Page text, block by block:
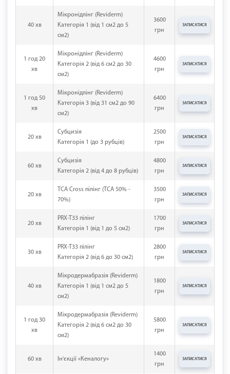
40 хв
Мікронідлінг (Reviderm)
Категорія 1 (від 1 см2 до 5
см2)
3600
грн
ЗАПИСАТИСЯ
1 год 20
хв
Мікронідлінг (Reviderm)
Категорія 2 (від 6 см2 до 30
см2)
4600
грн
ЗАПИСАТИСЯ
1 год 50
хв
Мікронідлінг (Reviderm)
Категорія 3 (від 31 см2 до 90
см2)
6400
грн
ЗАПИСАТИСЯ
20 хв
Субцизія
Категорія 1 (до 3 рубців)
2500
грн
ЗАПИСАТИСЯ
60 хв
Субцизія
Категорія 2 (від 4 до 8 рубців)
4800
грн
ЗАПИСАТИСЯ
20 хв
TCA Cross пілінг (TCA 50% -
70%)
3500
грн
ЗАПИСАТИСЯ
20 хв
PRX-T33 пілінг
Категорія 1 (від 1 до 5 см2)
1700
грн
ЗАПИСАТИСЯ
30 хв
PRX-T33 пілінг
Категорія 2 (від 6 до 30 см2)
2800
грн
ЗАПИСАТИСЯ
40 хв
Мікродермабразія (Reviderm)
Категорія 1 (від 1 см2 до 5
см2)
1800
грн
ЗАПИСАТИСЯ
1 год 30
хв
Мікродермабразія (Reviderm)
Категорія 2 (від 6 см2 до 30
см2)
5800
грн
ЗАПИСАТИСЯ
60 хв Ін'єкції «Кеналогу»
1400
грн
ЗАПИСАТИСЯ